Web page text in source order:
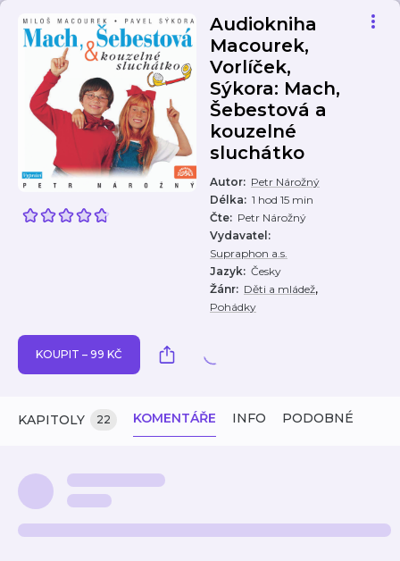
Audiokniha
Macourek,
Vorlíček,
Sýkora: Mach,
Šebestová a
kouzelné
sluchátko
Autor: Petr Nárožný
Délka: 1 hod 15 min
Čte: Petr Nárožný
Vydavatel :
Supraphon a.s.
Jazyk: Česky
Žánr: Děti a mládež,
Pohádky
KOUPIT – 99 KČ
KAPITOLY 22 KOMENTÁŘE INFO PODOBNÉ